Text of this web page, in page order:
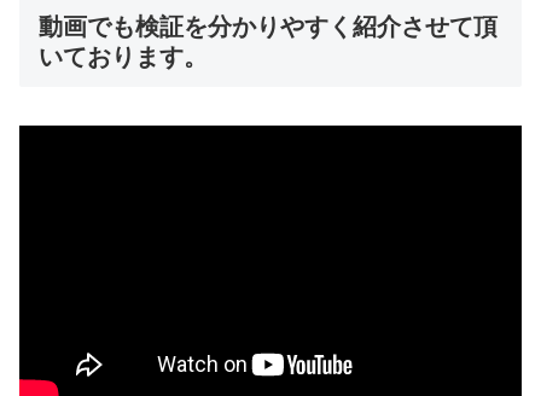
動画でも検証を分かりやすく紹介させて頂
いております。